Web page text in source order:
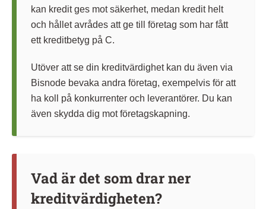
kan kredit ges mot säkerhet, medan kredit helt
och hållet avrådes att ge till företag som har fått
ett kreditbetyg på C.
Utöver att se din kreditvärdighet kan du även via
Bisnode bevaka andra företag, exempelvis för att
ha koll på konkurrenter och leverantörer. Du kan
även skydda dig mot företagskapning.
Vad är det som drar ner
kreditvärdigheten?